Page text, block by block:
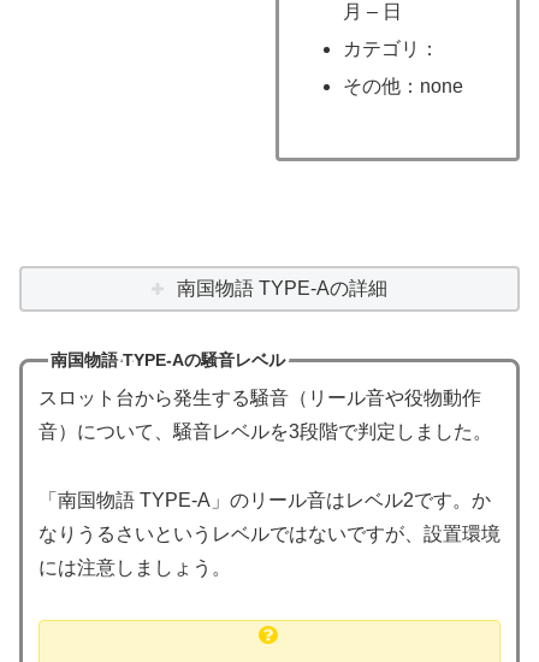
月 – 日
カテゴリ：
その他：none
南国物語 TYPE-Aの詳細
南国物語 TYPE-Aの騒音レベル
スロット台から発生する騒音（リール音や役物動作
音）について、騒音レベルを3段階で判定しました。
「南国物語 TYPE-A」のリール音はレベル2です。か
なりうるさいというレベルではないですが、設置環境
には注意しましょう。